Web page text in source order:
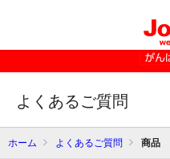
よくあるご質問
ホーム よくあるご質問 商品